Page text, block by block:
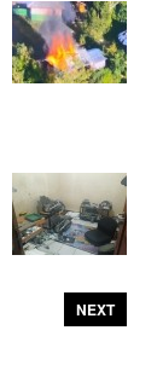
NEXT